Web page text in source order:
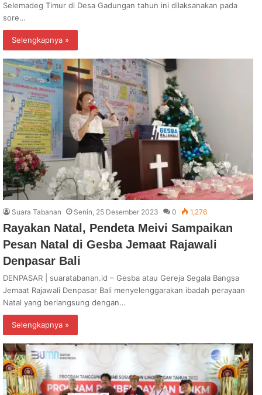
Selemadeg Timur di Desa Gadungan tahun ini dilaksanakan pada
sore…
Selengkapnya »
Suara Tabanan Senin, 25 Desember 2023 0 1,276
Rayakan Natal, Pendeta Meivi Sampaikan
Pesan Natal di Gesba Jemaat Rajawali
Denpasar Bali
DENPASAR | suaratabanan.id – Gesba atau Gereja Segala Bangsa
Jemaat Rajawali Denpasar Bali menyelenggarakan ibadah perayaan
Natal yang berlangsung dengan…
Selengkapnya »